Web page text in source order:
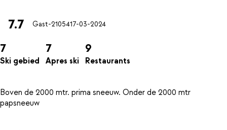
7.7 Gast-2105417-03-2024
7
Ski gebied
7
Apres ski
9
Restaurants
Boven de 2000 mtr. prima sneeuw. Onder de 2000 mtr